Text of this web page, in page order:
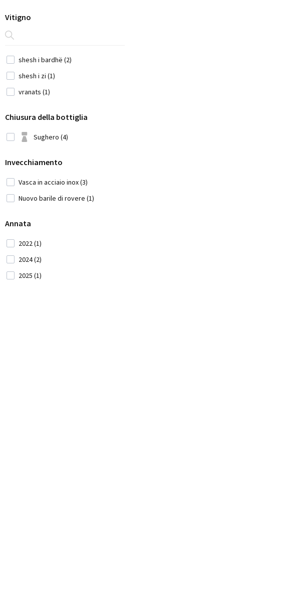
Moldavia (1)
Montenegro (2)
Portogallo (35)
Repubblica Ceca (1)
Romania (1)
Spagna (33)
Stati Uniti (12)
Sud Africa (31)
Vitigno
shesh i bardhë (2)
shesh i zi (1)
vranats (1)
Chiusura della bottiglia
Sughero (4)
Invecchiamento
Vasca in acciaio inox (3)
Nuovo barile di rovere (1)
Annata
2022 (1)
2024 (2)
2025 (1)